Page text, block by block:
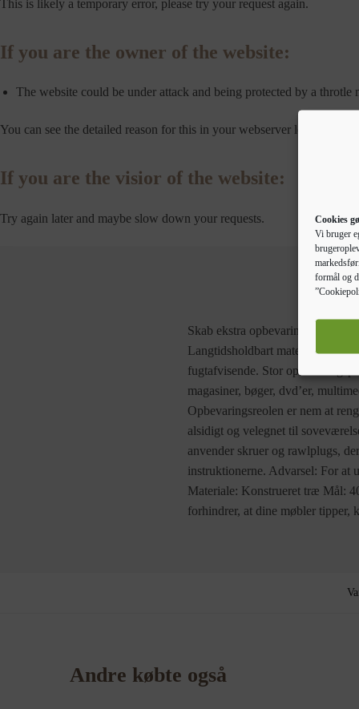
Cookies
Vi bruger
formål og
This is likely a temporary error, please try your request again.
If you are the owner of the website:
The website could be under attack and being protected by a throtle
You can see the detailed reason for this in your webserver logs.
If you are the visior of the website:
Try again later and maybe slow down your requests.
Skab ekstra opbevaringsplads i
Langtidsholdbart materiale:
fugtafvisende. Stor
magasiner, bøger, dvd’er,
Opbevaringsreolen er nem at
alsidigt og velegnet til
anvender skruer og rawlplugs,
instruktionerne. Advarsel: For at
Materiale: Konstrueret træ Mål:
forhindrer, at dine møbler tipper,
Andre købte også